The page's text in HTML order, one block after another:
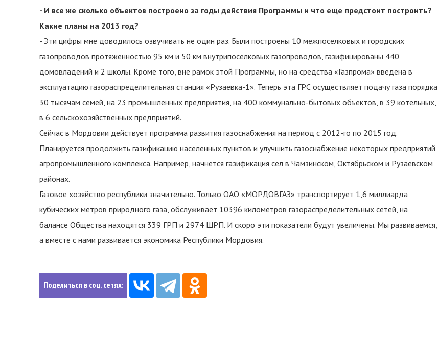
- И все же сколько объектов построено за годы действия Программы и что еще предстоит построить?
Какие планы на 2013 год?
- Эти цифры мне доводилось озвучивать не один раз. Были построены 10 межпоселковых и городских
газопроводов протяженностью 95 км и 50 км внутрипоселковых газопроводов, газифицированы 440
домовладений и 2 школы. Кроме того, вне рамок этой Программы, но на средства «Газпрома» введена в
эксплуатацию газораспределительная станция «Рузаевка-1». Теперь эта ГРС осуществляет подачу газа порядка
30 тысячам семей, на 23 промышленных предприятия, на 400 коммунально-бытовых объектов, в 39 котельных,
в 6 сельскохозяйственных предприятий.
Сейчас в Мордовии действует программа развития газоснабжения на период с 2012-го по 2015 год.
Планируется продолжить газификацию населенных пунктов и улучшить газоснабжение некоторых предприятий
агропромышленного комплекса. Например, начнется газификация сел в Чамзинском, Октябрьском и Рузаевском
районах.
Газовое хозяйство республики значительно. Только ОАО «МОРДОВГАЗ» транспортирует 1,6 миллиарда
кубических метров природного газа, обслуживает 10396 километров газораспределительных сетей, на
балансе Общества находятся 339 ГРП и 2974 ШРП. И скоро эти показатели будут увеличены. Мы развиваемся,
а вместе с нами развивается экономика Республики Мордовия.
Поделиться в соц. сетях: